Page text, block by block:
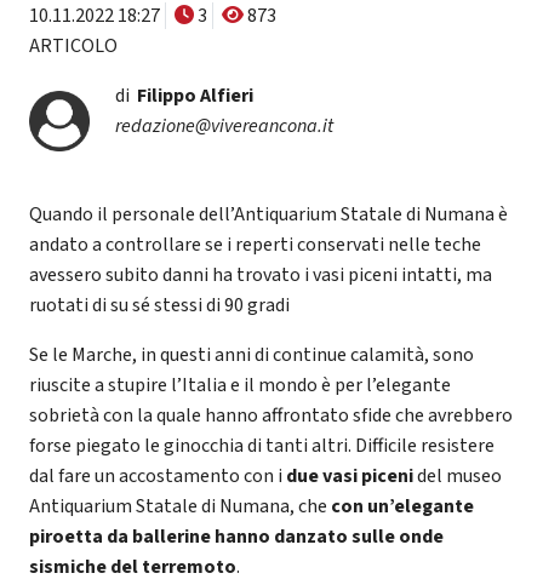
10.11.2022 18:27 3
873
ARTICOLO
di Filippo Alfieri
redazione@vivereancona.it
Quando il personale dell’Antiquarium Statale di Numana è
andato a controllare se i reperti conservati nelle teche
avessero subito danni ha trovato i vasi piceni intatti, ma
ruotati di su sé stessi di 90 gradi
Se le Marche, in questi anni di continue calamità, sono
riuscite a stupire l’Italia e il mondo è per l’elegante
sobrietà con la quale hanno affrontato sfide che avrebbero
forse piegato le ginocchia di tanti altri. Difficile resistere
dal fare un accostamento con i due vasi picenidel museo
Antiquarium Statale di Numana, che con un’elegante
piroetta da ballerine hanno danzato sulle onde
sismiche del terremoto.